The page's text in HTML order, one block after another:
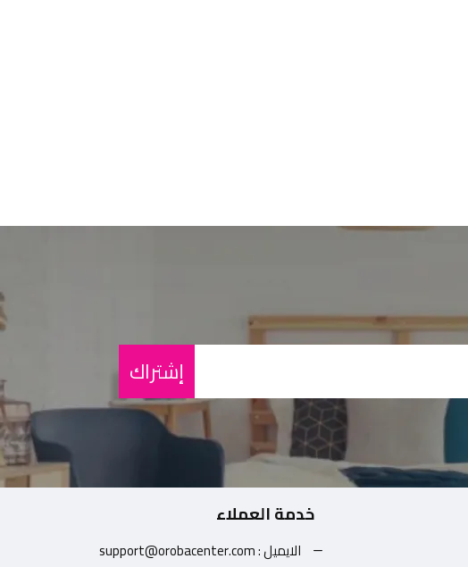
إشتراك
خدمة العملاء
الايميل : support@orobacenter.com